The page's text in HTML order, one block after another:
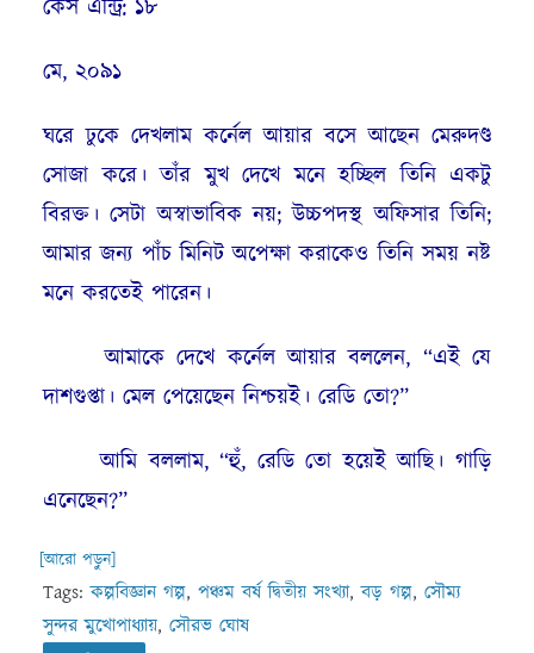
কেস এন্ট্রি: ১৮
মে, ২০৯১
ঘরে ঢুকে দেখলাম কর্নেল আয়ার বসে আছেন মেরুদণ্ড
সোজা করে। তাঁর মুখ দেখে মনে হচ্ছিল তিনি একটু
বিরক্ত। সেটা অস্বাভাবিক নয়; উচ্চপদস্থ অফিসার তিনি;
আমার জন্য পাঁচ মিনিট অপেক্ষা করাকেও তিনি সময় নষ্ট
মনে করতেই পারেন।
আমাকে দেখে কর্নেল আয়ার বললেন, “এই যে
দাশগুপ্তা। মেল পেয়েছেন নিশ্চয়ই। রেডি তো?”
আমি বললাম, “হুঁ, রেডি তো হয়েই আছি। গাড়ি
এনেছেন?”
[আরো পড়ুন]
Tags:কল্পবিজ্ঞান গল্প, পঞ্চম বর্ষ দ্বিতীয় সংখ্যা,বড় গল্প, সৌম্য
সুন্দর মুখোপাধ্যায়, সৌরভ ঘোষ